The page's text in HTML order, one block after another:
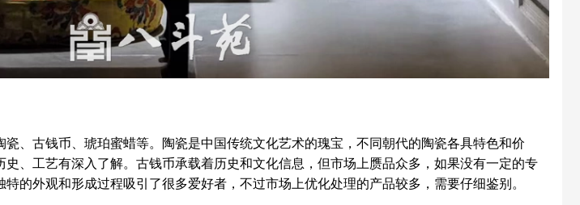
古钱币、琥珀蜜蜡等。陶瓷是中国传统文化艺术的瑰宝，不同朝代的陶瓷各具特色和价
、工艺有深入了解。古钱币承载着历史和文化信息，但市场上赝品众多，如果没有一定的专
的外观和形成过程吸引了很多爱好者，不过市场上优化处理的产品较多，需要仔细鉴别。